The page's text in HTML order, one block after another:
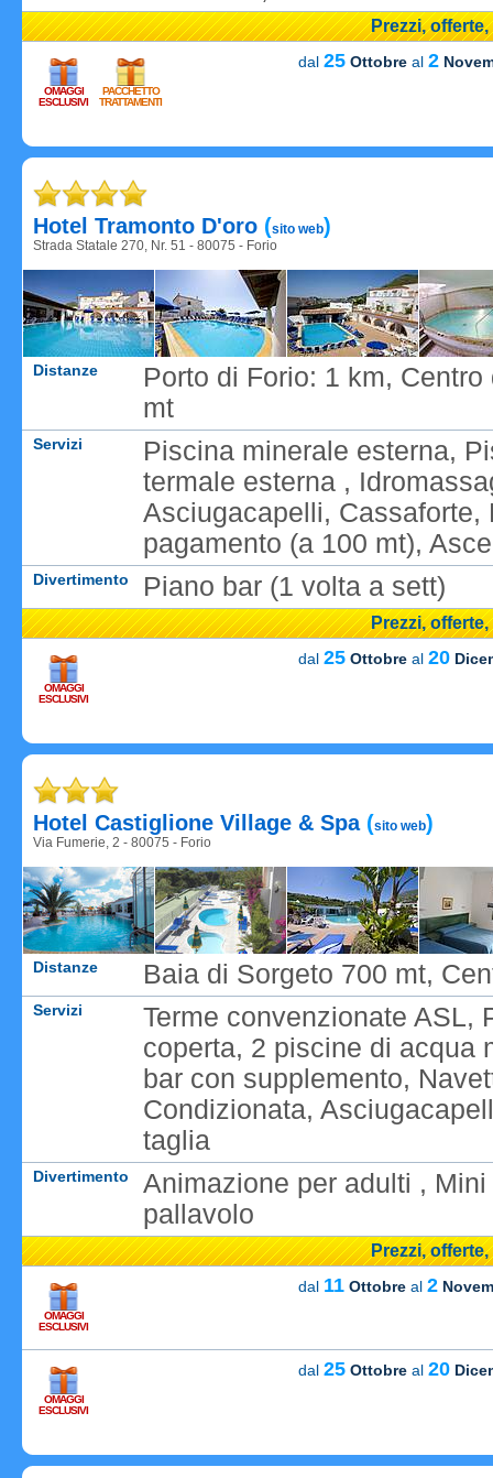
Prezzi,
OMAGGI
ESCLUSIVI
PACCHETTO
TRATTAMENTI
dal 25 Ottobre al 2
Hotel Tramonto D'oro (sito web)
Strada Statale 270, Nr. 51 - 80075 - Forio
Distanze
Porto di Forio: 1 km,
mt
Servizi
Piscina minerale esterna,
termale esterna ,
Asciugacapelli, Cassaforte,
pagamento (a 100 mt),
Divertimento Piano bar (1 volta a sett)
Prezzi,
OMAGGI
ESCLUSIVI
dal 25 Ottobre al 20
Hotel Castiglione Village & Spa(sito web)
Via Fumerie, 2 - 80075 - Forio
Distanze Baia di Sorgeto 700 mt,
Servizi
Terme convenzionate ASL,
coperta, 2 piscine di acqua
bar con supplemento,
Condizionata,
taglia
Divertimento
Animazione per adulti ,
pallavolo
Prezzi,
OMAGGI
ESCLUSIVI
dal 11 Ottobre al 2
OMAGGI
ESCLUSIVI
dal 25 Ottobre al 20